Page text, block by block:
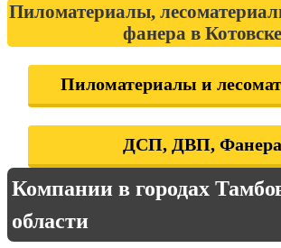
Пиломатериалы,
фанера в Котовске
Пиломатериалы и
ДСП, ДВП, Фанера
Компании в городах
области